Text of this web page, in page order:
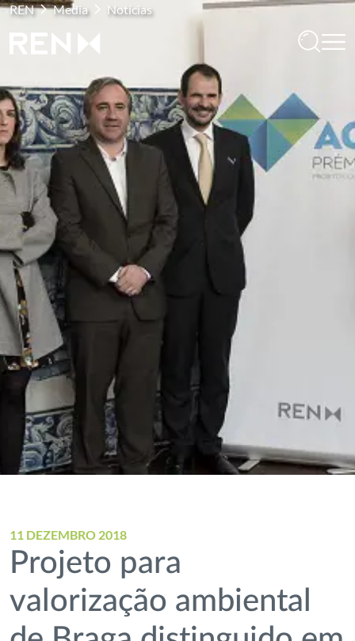
REN Media Notícias
11 DEZEMBRO 2018
Projeto para
valorização ambiental